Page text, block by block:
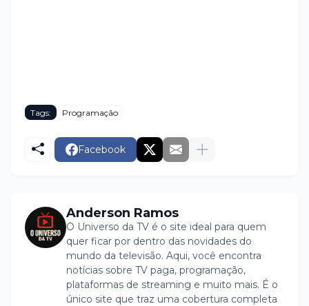
Tags: Programação
Facebook
Anderson Ramos
O Universo da TV é o site ideal para quem
quer ficar por dentro das novidades do
mundo da televisão. Aqui, você encontra
notícias sobre TV paga, programação,
plataformas de streaming e muito mais. É o
único site que traz uma cobertura completa